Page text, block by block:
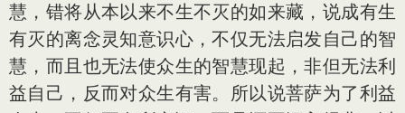
慧，错将从本以来不生不灭的如来藏，说成有生
有灭的离念灵知意识心，不仅无法启发自己的智
慧，而且也无法使众生的智慧现起，非但无法利
益自己，反而对众生有害。所以说菩萨为了利益